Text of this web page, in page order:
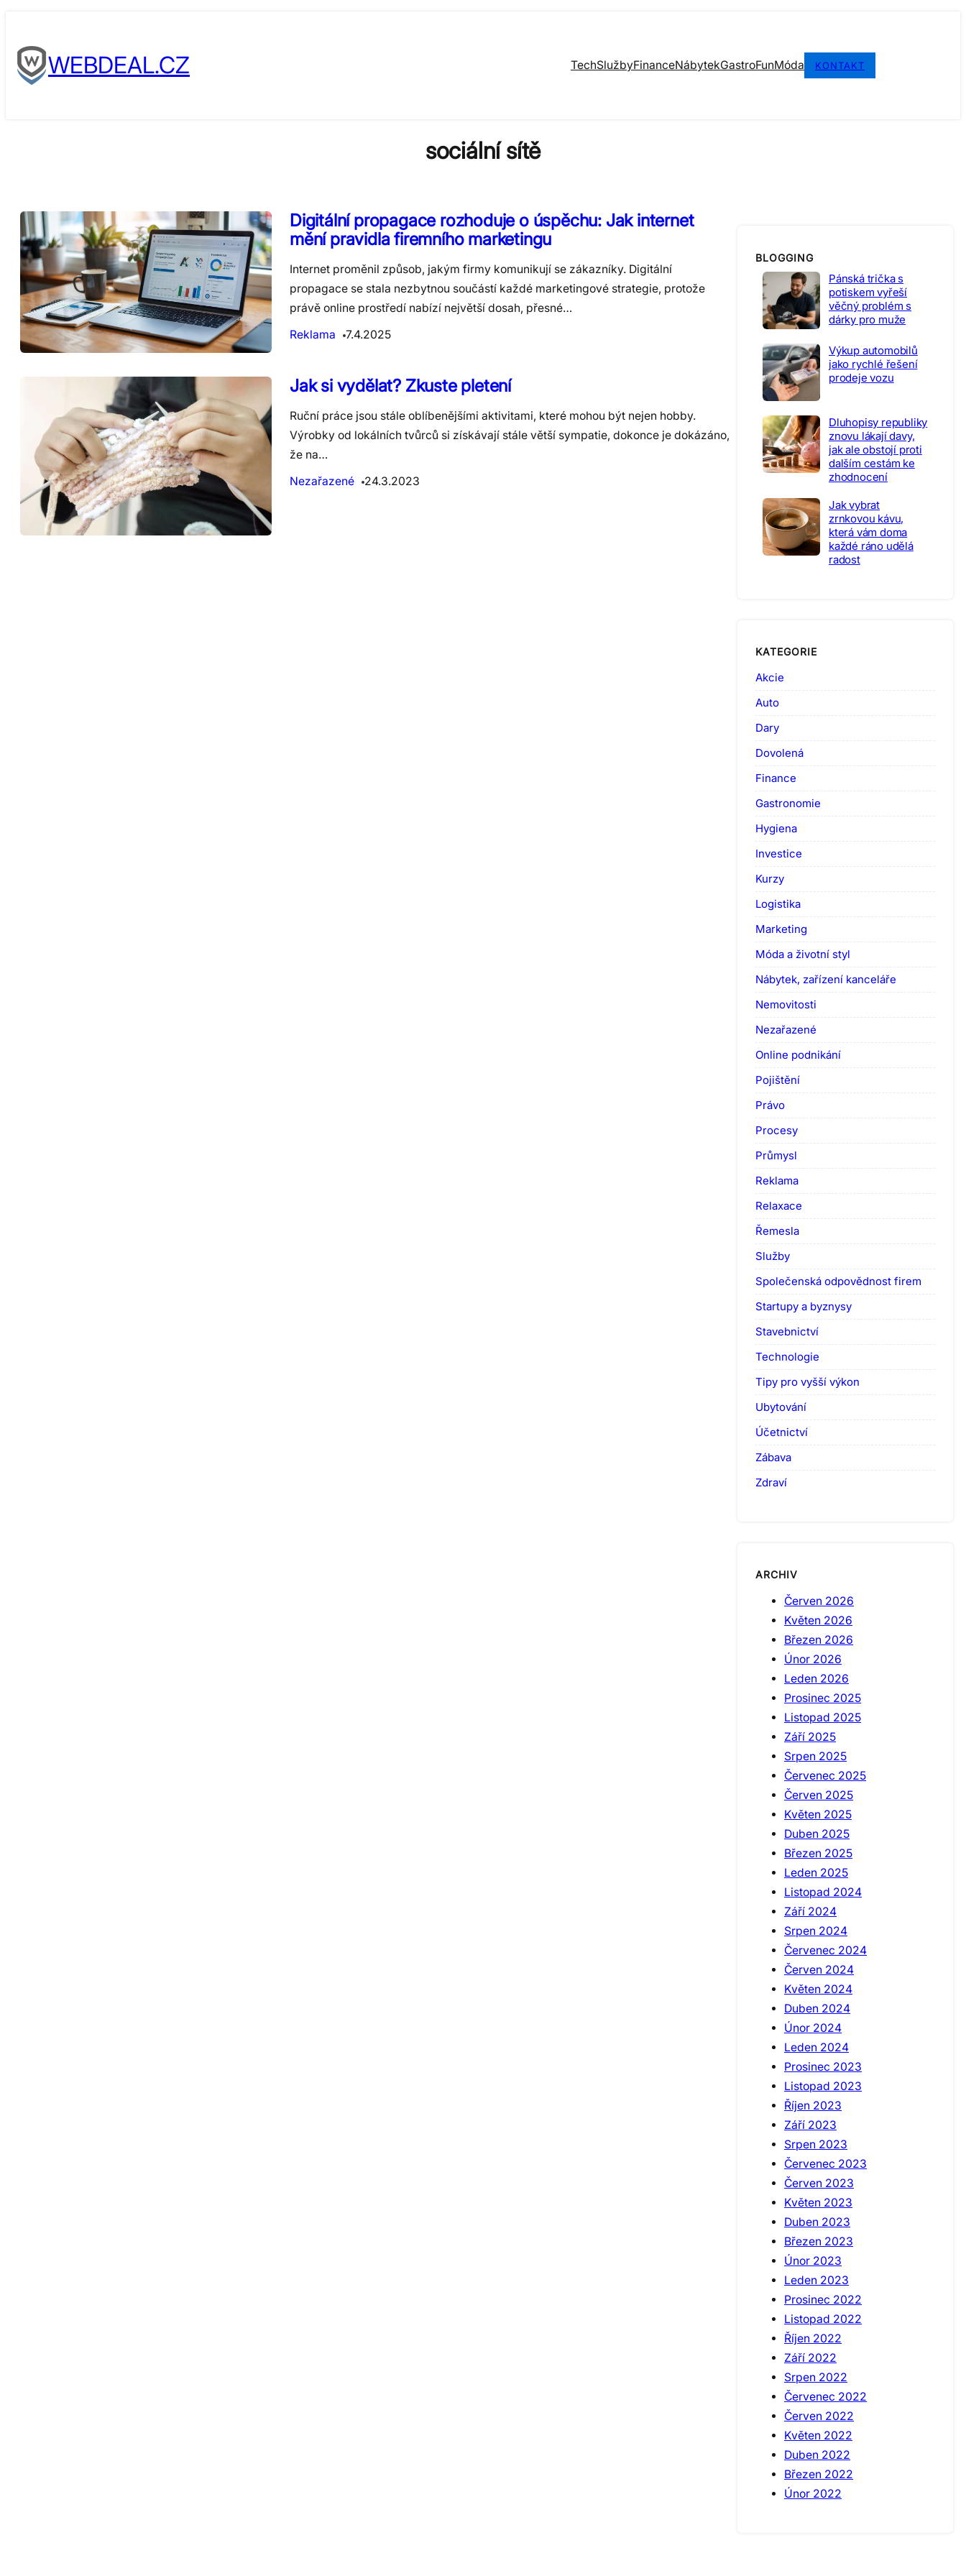
contentWEBDEAL.CZ TechSlužbyFinanceNábytekGastroFunMóda KONTAKT
sociální sítě
Digitální propagace rozhoduje o úspěchu: Jak internet
mění pravidla firemního marketingu
Internet proměnil způsob, jakým firmy komunikují se zákazníky. Digitální
propagace se stala nezbytnou součástí každé marketingové strategie, protože
právě online prostředí nabízí největší dosah, přesné…
Reklama
7.4.2025
Jak si vydělat? Zkuste pletení
Ruční práce jsou stále oblíbenějšími aktivitami, které mohou být nejen hobby.
Výrobky od lokálních tvůrců si získávají stále větší sympatie, dokonce je dokázáno,
že na…
Nezařazené
24.3.2023
BLOGGING
Pánská trička s
potiskem vyřeší
věčný problém s
dárky pro muže
Výkup automobilů
jako rychlé řešení
prodeje vozu
Dluhopisy republiky
znovu lákají davy,
jak ale obstojí proti
dalším cestám ke
zhodnocení
Jak vybrat
zrnkovou kávu,
která vám doma
každé ráno udělá
radost
KATEGORIE
Akcie
Auto
Dary
Dovolená
Finance
Gastronomie
Hygiena
Investice
Kurzy
Logistika
Marketing
Móda a životní styl
Nábytek, zařízení kanceláře
Nemovitosti
Nezařazené
Online podnikání
Pojištění
Právo
Procesy
Průmysl
Reklama
Relaxace
Řemesla
Služby
Společenská odpovědnost firem
Startupy a byznysy
Stavebnictví
Technologie
Tipy pro vyšší výkon
Ubytování
Účetnictví
Zábava
Zdraví
ARCHIV
Červen 2026
Květen 2026
Březen 2026
Únor 2026
Leden 2026
Prosinec 2025
Listopad 2025
Září 2025
Srpen 2025
Červenec 2025
Červen 2025
Květen 2025
Duben 2025
Březen 2025
Leden 2025
Listopad 2024
Září 2024
Srpen 2024
Červenec 2024
Červen 2024
Květen 2024
Duben 2024
Únor 2024
Leden 2024
Prosinec 2023
Listopad 2023
Říjen 2023
Září 2023
Srpen 2023
Červenec 2023
Červen 2023
Květen 2023
Duben 2023
Březen 2023
Únor 2023
Leden 2023
Prosinec 2022
Listopad 2022
Říjen 2022
Září 2022
Srpen 2022
Červenec 2022
Červen 2022
Květen 2022
Duben 2022
Březen 2022
Únor 2022